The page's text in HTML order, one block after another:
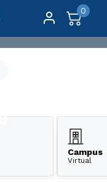
0
Políticas
Campus
Virtual